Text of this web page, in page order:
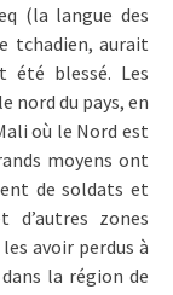
(la langue des
tchadien, aurait
été blessé. Les
nord du pays, en
où le Nord est
moyens ont
de soldats et
d’autres zones
avoir perdus à
la région de